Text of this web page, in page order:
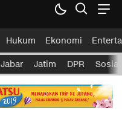
Hukum Ekonomi
Jabar Jatim DPR Sosial